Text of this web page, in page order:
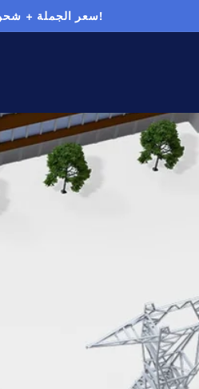
مركز تسوق قطع غيار المولدات XFH - سعر الجملة + شحن مجاني إلى 63 دولة!